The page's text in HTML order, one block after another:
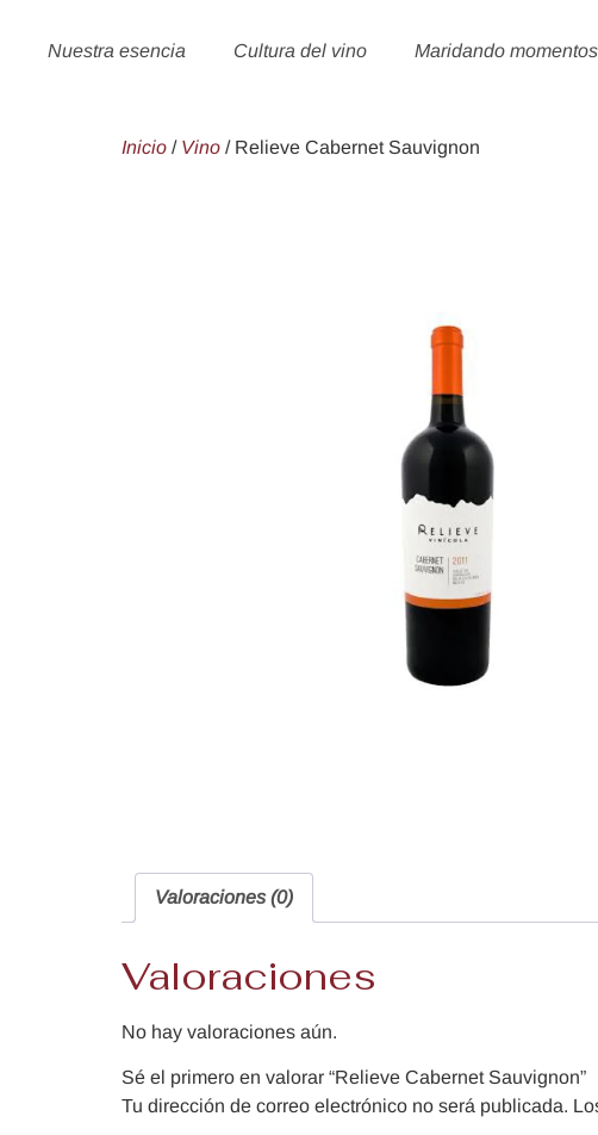
Nuestra esencia Cultura del vino Maridando momentos
Inicio / Vino / Relieve Cabernet Sauvignon
Valoraciones (0)
Valoraciones
No hay valoraciones aún.
Sé el primero en valorar “Relieve Cabernet Sauvignon”
Tu dirección de correo electrónico no será publicada.